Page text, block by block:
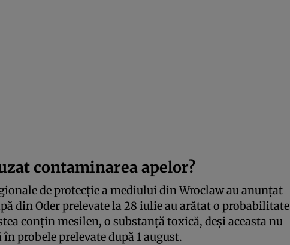
contaminarea apelor?
de protecţie a mediului din Wroclaw au anunțat
din Oder prelevate la 28 iulie au arătat o probabilitate
conţin mesilen, o substanţă toxică, deşi aceasta nu
probele prelevate după 1 august.